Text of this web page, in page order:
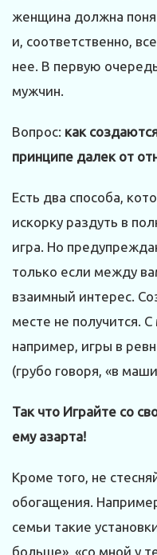
женщина должна
и, соответственно,
нее. В первую
мужчин.
Вопрос: как
принципе далек от
Есть два способа,
искорку раздуть в
игра. Но
только если между
взаимный интерес.
месте не получится.
например, игры в
(грубо говоря, «в
Так что Играйте со
ему азарта!
Кроме того, не
обогащения.
семьи такие
больше», «со мной у